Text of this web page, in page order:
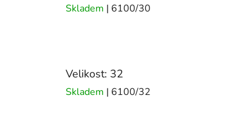
Skladem | 6100/30
Velikost: 32
Skladem | 6100/32